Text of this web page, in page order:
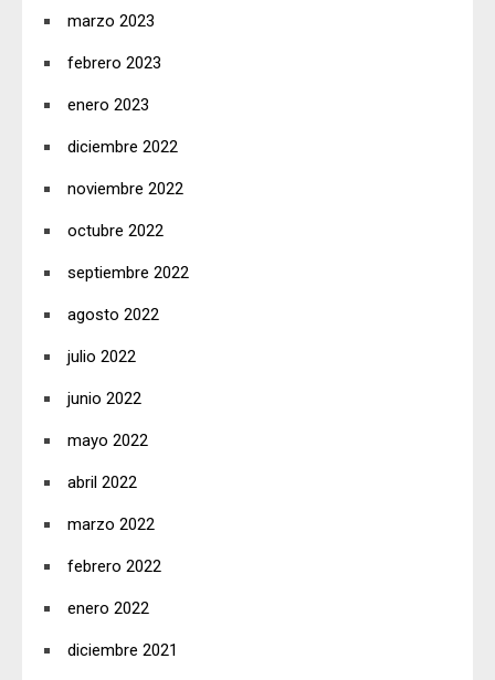
marzo 2023
febrero 2023
enero 2023
diciembre 2022
noviembre 2022
octubre 2022
septiembre 2022
agosto 2022
julio 2022
junio 2022
mayo 2022
abril 2022
marzo 2022
febrero 2022
enero 2022
diciembre 2021